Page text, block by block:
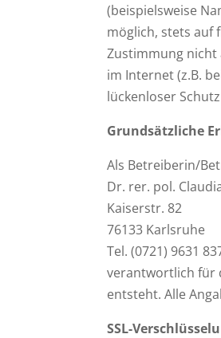
(beispielsweise
möglich, stets auf
Zustimmung nicht
im Internet (z.B.
lückenloser
Grundsätzliche
Als Betreiberin/
Dr. rer. pol.
Kaiserstr. 82
76133 Karlsruhe
Tel. (0721) 9631
verantwortlich für
entsteht. Alle
SSL-